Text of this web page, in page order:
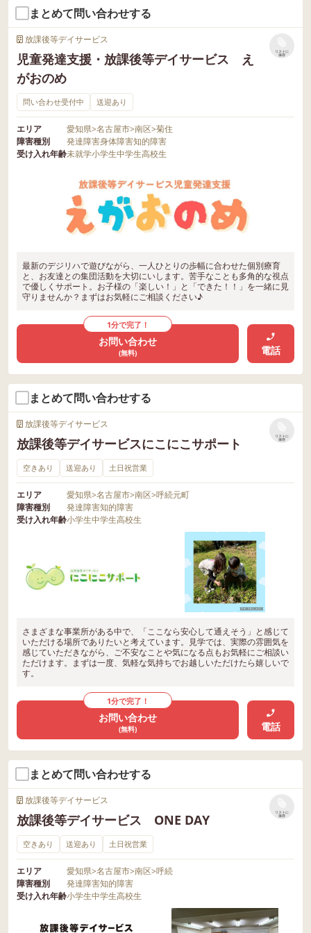
まとめて問い合わせする
放課後等デイサービス
児童発達支援・放課後等デイサービス え
がおのめ
リストに
保存
問い合わせ受付中 送迎あり
エリア 愛知県>名古屋市>南区>菊住
障害種別
発達障害身体障害知的障害
受け入れ年齢未就学小学生中学生高校生
最新のデジリハで遊びながら、一人ひとりの歩幅に合わせた個別療育
と、お友達との集団活動を大切にいします。苦手なことも多角的な視点
で優しくサポート。お子様の「楽しい！」と「できた！！」を一緒に見
守りませんか？まずはお気軽にご相談ください♪
1分で完了！
お問い合わせ
(無料) 電話
まとめて問い合わせする
放課後等デイサービス
放課後等デイサービスにこにこサポート
リストに
保存
空きあり 送迎あり 土日祝営業
エリア 愛知県>名古屋市>南区>呼続元町
障害種別
発達障害知的障害
受け入れ年齢小学生中学生高校生
さまざまな事業所がある中で、「ここなら安心して通えそう」と感じて
いただける場所でありたいと考えています。見学では、実際の雰囲気を
感じていただきながら、ご不安なことや気になる点もお気軽にご相談い
ただけます。まずは一度、気軽な気持ちでお越しいただけたら嬉しいで
す。
1分で完了！
お問い合わせ
(無料) 電話
まとめて問い合わせする
放課後等デイサービス
放課後等デイサービス ONE DAY
リストに
保存
空きあり 送迎あり 土日祝営業
エリア 愛知県>名古屋市>南区>呼続
障害種別
発達障害知的障害
受け入れ年齢小学生中学生高校生